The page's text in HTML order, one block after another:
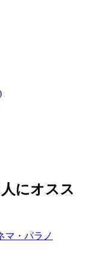
にオスス